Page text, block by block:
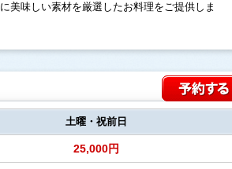
美味しい素材を厳選したお料理をご提供しま
土曜・祝前日
25,000円